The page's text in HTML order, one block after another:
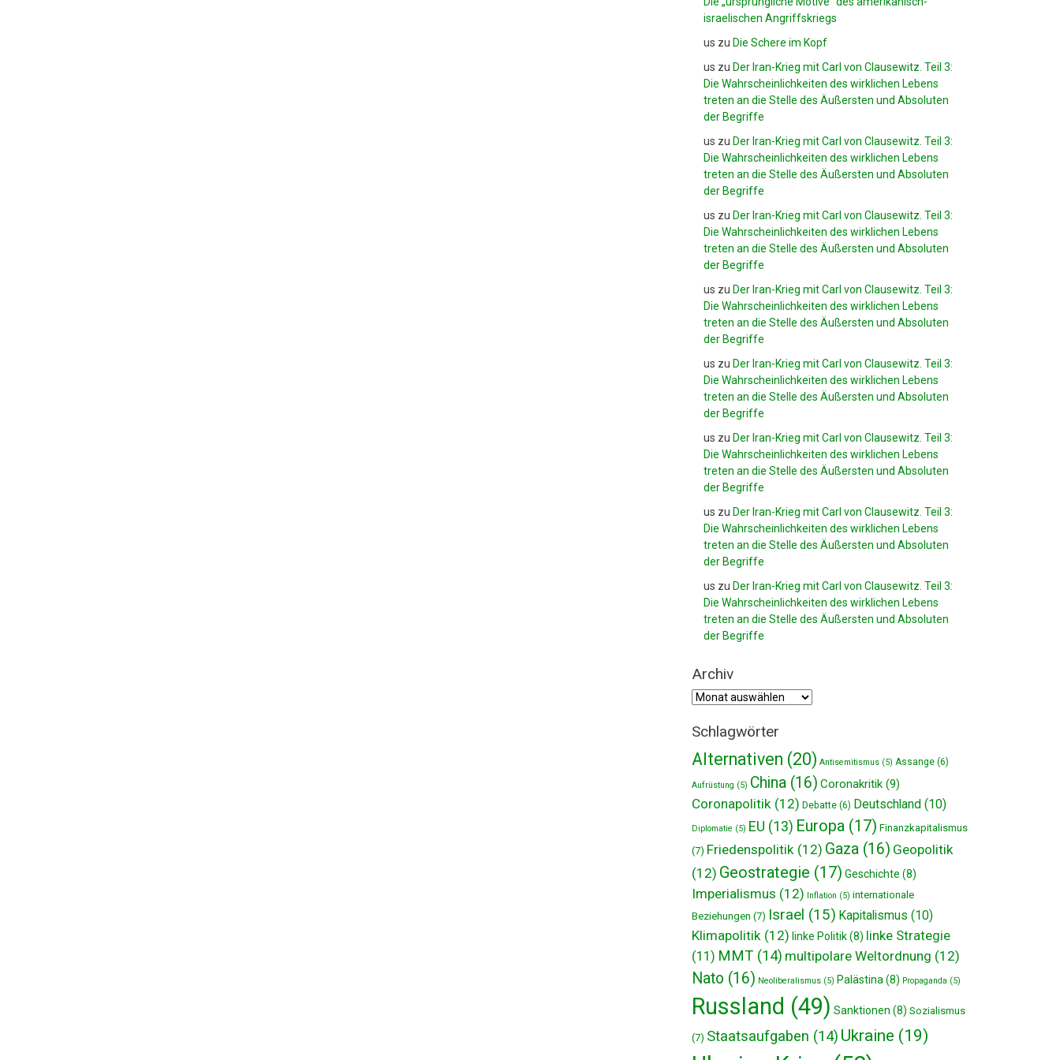
israelischen Angriffskriegs
us zu Die Schere im Kopf
us zu Der Iran-Krieg mit Carl von Clausewitz. Teil 3:
Die Wahrscheinlichkeiten des wirklichen Lebens
treten an die Stelle des Äußersten und Absoluten
der Begriffe
us zu Der Iran-Krieg mit Carl von Clausewitz. Teil 3:
Die Wahrscheinlichkeiten des wirklichen Lebens
treten an die Stelle des Äußersten und Absoluten
der Begriffe
us zu Der Iran-Krieg mit Carl von Clausewitz. Teil 3:
Die Wahrscheinlichkeiten des wirklichen Lebens
treten an die Stelle des Äußersten und Absoluten
der Begriffe
us zu Der Iran-Krieg mit Carl von Clausewitz. Teil 3:
Die Wahrscheinlichkeiten des wirklichen Lebens
treten an die Stelle des Äußersten und Absoluten
der Begriffe
us zu Der Iran-Krieg mit Carl von Clausewitz. Teil 3:
Die Wahrscheinlichkeiten des wirklichen Lebens
treten an die Stelle des Äußersten und Absoluten
der Begriffe
us zu Der Iran-Krieg mit Carl von Clausewitz. Teil 3:
Die Wahrscheinlichkeiten des wirklichen Lebens
treten an die Stelle des Äußersten und Absoluten
der Begriffe
us zu Der Iran-Krieg mit Carl von Clausewitz. Teil 3:
Die Wahrscheinlichkeiten des wirklichen Lebens
treten an die Stelle des Äußersten und Absoluten
der Begriffe
us zu Der Iran-Krieg mit Carl von Clausewitz. Teil 3:
Die Wahrscheinlichkeiten des wirklichen Lebens
treten an die Stelle des Äußersten und Absoluten
der Begriffe
Archiv
Archiv
Schlagwörter
Alternativen (20) Antisemitismus (5) Assange (6)
Aufrüstung (5) China (16) Coronakritik (9)
Coronapolitik (12) Debatte (6) Deutschland (10)
Diplomatie (5) EU (13) Europa (17) Finanzkapitalismus
(7) Friedenspolitik (12) Gaza (16) Geopolitik
(12) Geostrategie (17) Geschichte (8)
Imperialismus (12) Inflation (5) internationale
Beziehungen (7) Israel (15) Kapitalismus (10)
Klimapolitik (12) linke Politik(8) linke Strategie
(11) MMT (14) multipolare Weltordnung (12)
Nato (16) Neoliberalismus (5) Palästina (8) Propaganda (5)
Russland (49) Sanktionen (8) Sozialismus
(7) Staatsaufgaben (14) Ukraine (19)